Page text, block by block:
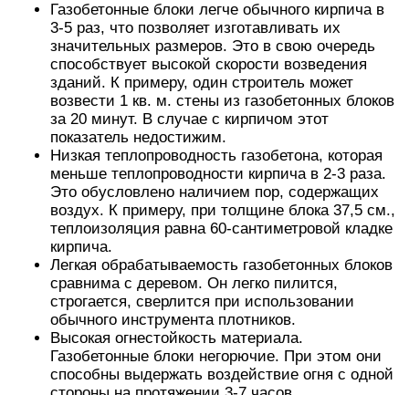
Газобетонные блоки легче обычного кирпича в
3-5 раз, что позволяет изготавливать их
значительных размеров. Это в свою очередь
способствует высокой скорости возведения
зданий. К примеру, один строитель может
возвести 1 кв. м. стены из газобетонных блоков
за 20 минут. В случае с кирпичом этот
показатель недостижим.
Низкая теплопроводность газобетона, которая
меньше теплопроводности кирпича в 2-3 раза.
Это обусловлено наличием пор, содержащих
воздух. К примеру, при толщине блока 37,5 см.,
теплоизоляция равна 60-сантиметровой кладке
кирпича.
Легкая обрабатываемость газобетонных блоков
сравнима с деревом. Он легко пилится,
строгается, сверлится при использовании
обычного инструмента плотников.
Высокая огнестойкость материала.
Газобетонные блоки негорючие. При этом они
способны выдержать воздействие огня с одной